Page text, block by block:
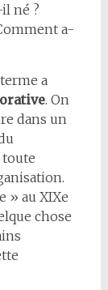
né ?
a-
a
. On
dans un
» au XIXe
chose